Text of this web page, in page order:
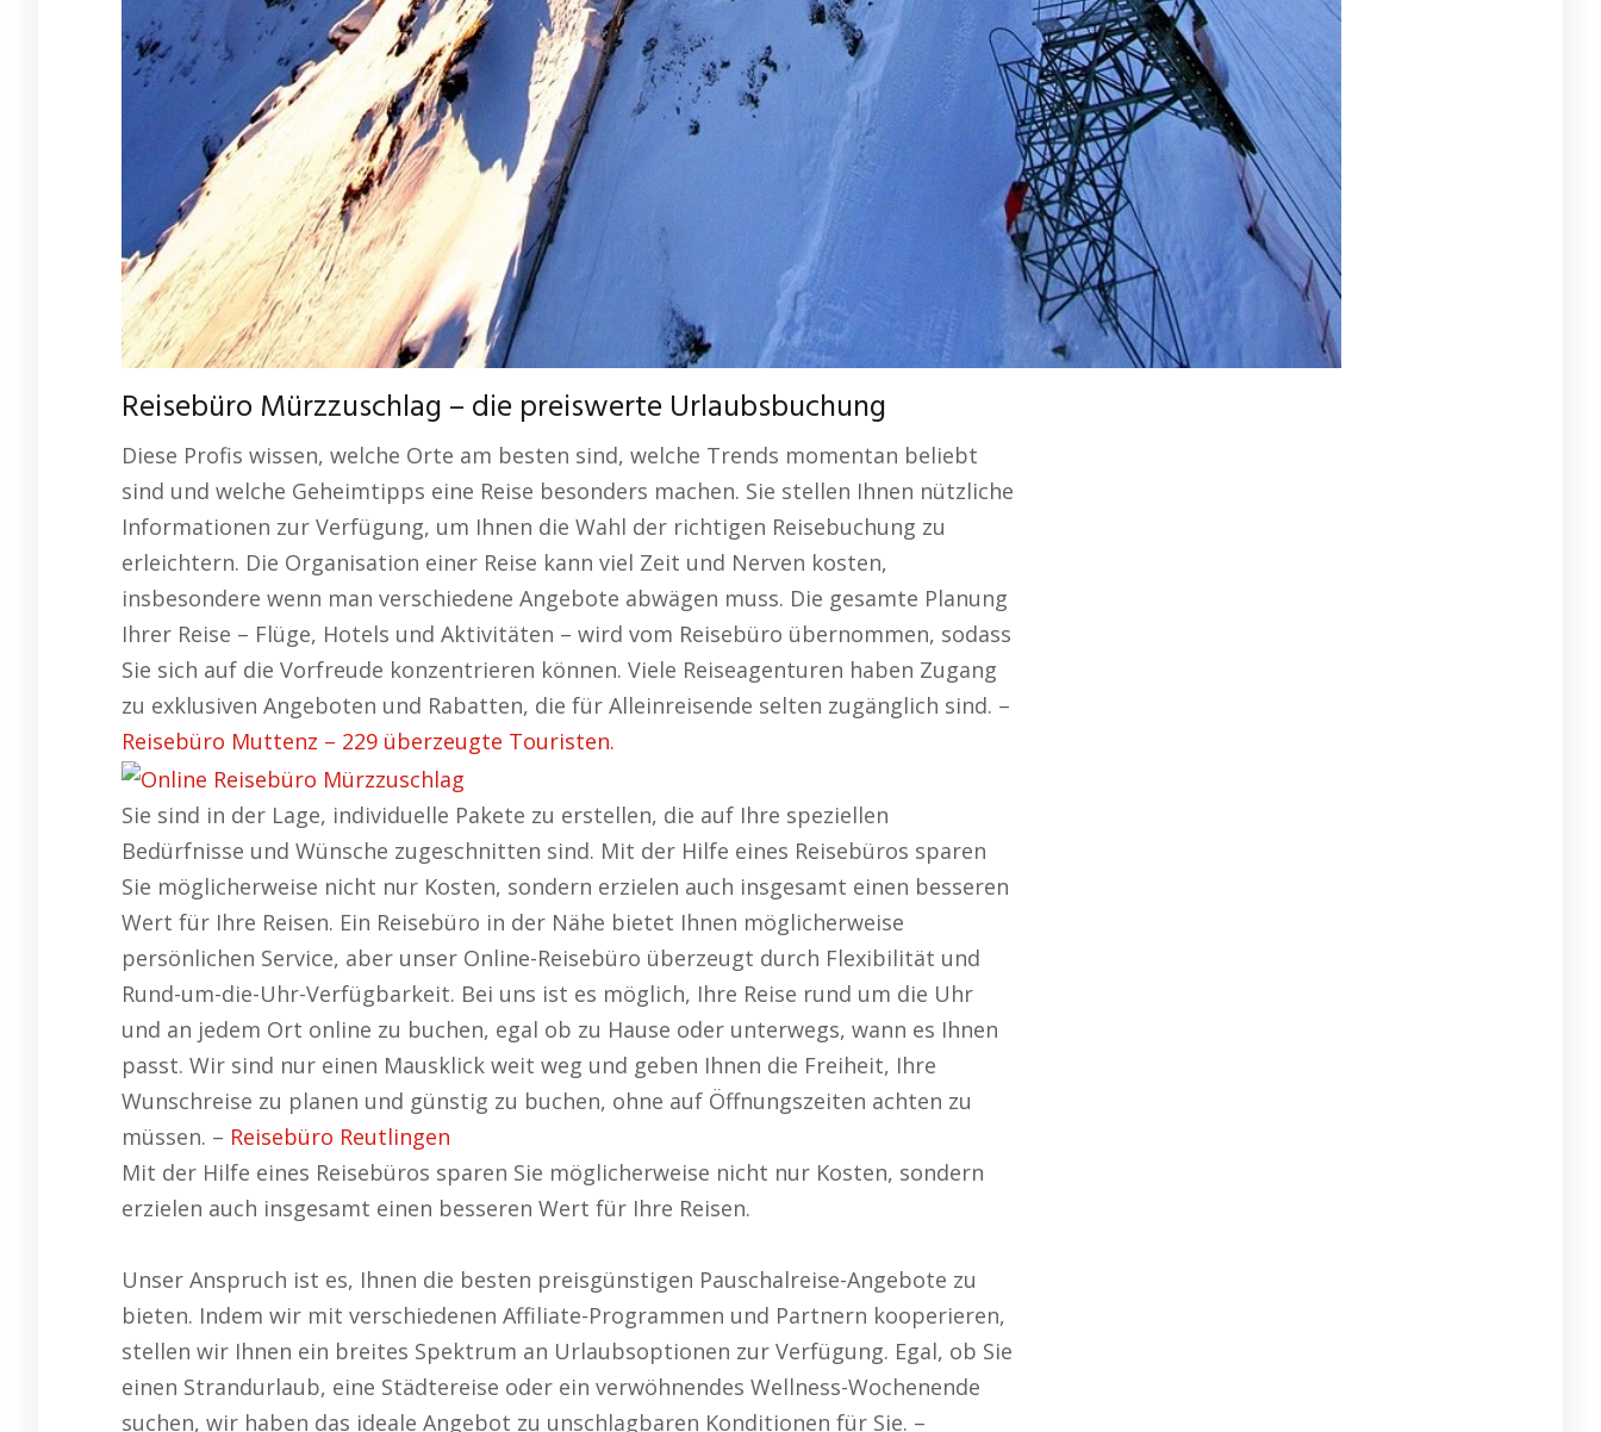
Reisebüro Mürzzuschlag – die preiswerte Urlaubsbuchung
Diese Profis wissen, welche Orte am besten sind, welche Trends momentan beliebt
sind und welche Geheimtipps eine Reise besonders machen. Sie stellen Ihnen nützliche
Informationen zur Verfügung, um Ihnen die Wahl der richtigen Reisebuchung zu
erleichtern. Die Organisation einer Reise kann viel Zeit und Nerven kosten,
insbesondere wenn man verschiedene Angebote abwägen muss. Die gesamte Planung
Ihrer Reise – Flüge, Hotels und Aktivitäten – wird vom Reisebüro übernommen, sodass
Sie sich auf die Vorfreude konzentrieren können. Viele Reiseagenturen haben Zugang
zu exklusiven Angeboten und Rabatten, die für Alleinreisende selten zugänglich sind. –
Reisebüro Muttenz – 229 überzeugte Touristen.
Sie sind in der Lage, individuelle Pakete zu erstellen, die auf Ihre speziellen
Bedürfnisse und Wünsche zugeschnitten sind. Mit der Hilfe eines Reisebüros sparen
Sie möglicherweise nicht nur Kosten, sondern erzielen auch insgesamt einen besseren
Wert für Ihre Reisen. Ein Reisebüro in der Nähe bietet Ihnen möglicherweise
persönlichen Service, aber unser Online-Reisebüro überzeugt durch Flexibilität und
Rund-um-die-Uhr-Verfügbarkeit. Bei uns ist es möglich, Ihre Reise rund um die Uhr
und an jedem Ort online zu buchen, egal ob zu Hause oder unterwegs, wann es Ihnen
passt. Wir sind nur einen Mausklick weit weg und geben Ihnen die Freiheit, Ihre
Wunschreise zu planen und günstig zu buchen, ohne auf Öffnungszeiten achten zu
müssen. – Reisebüro Reutlingen
Mit der Hilfe eines Reisebüros sparen Sie möglicherweise nicht nur Kosten, sondern
erzielen auch insgesamt einen besseren Wert für Ihre Reisen.
Unser Anspruch ist es, Ihnen die besten preisgünstigen Pauschalreise-Angebote zu
bieten. Indem wir mit verschiedenen Affiliate-Programmen und Partnern kooperieren,
stellen wir Ihnen ein breites Spektrum an Urlaubsoptionen zur Verfügung. Egal, ob Sie
einen Strandurlaub, eine Städtereise oder ein verwöhnendes Wellness-Wochenende
suchen, wir haben das ideale Angebot zu unschlagbaren Konditionen für Sie. –